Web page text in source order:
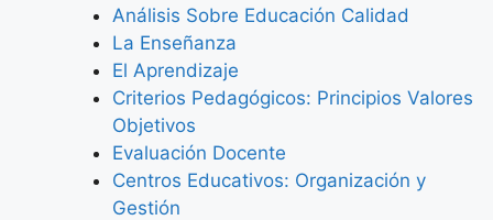
Análisis Sobre Educación Calidad
La Enseñanza
El Aprendizaje
Criterios Pedagógicos: Principios Valores
Objetivos
Evaluación Docente
Centros Educativos: Organización y
Gestión